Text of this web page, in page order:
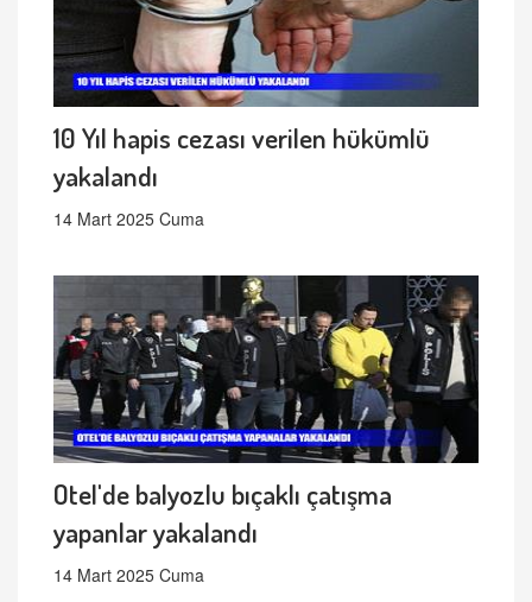
10 Yıl hapis cezası verilen hükümlü
yakalandı
14 Mart 2025 Cuma
Otel'de balyozlu bıçaklı çatışma
yapanlar yakalandı
14 Mart 2025 Cuma